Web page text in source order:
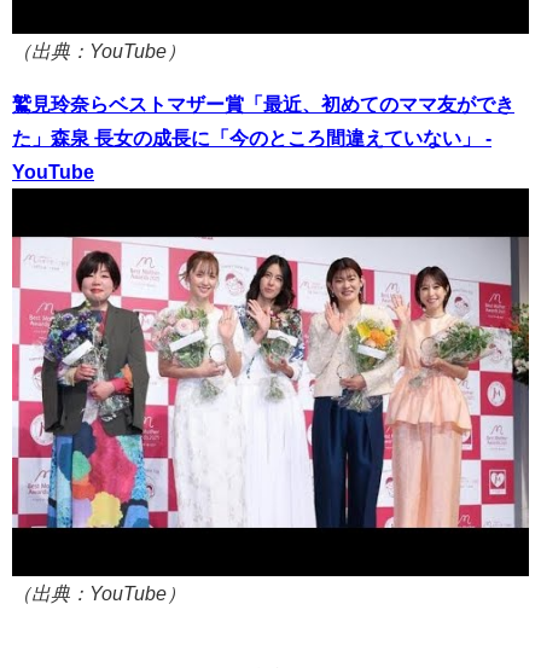
（出典：YouTube）
鷲見玲奈らベストマザー賞「最近、初めてのママ友ができ
た」森泉 長女の成長に「今のところ間違えていない」 -
YouTube
（出典：YouTube）